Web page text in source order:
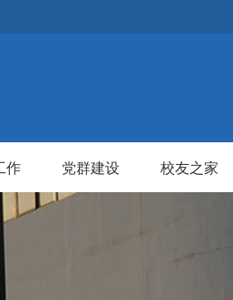
作 党群建设 校友之家